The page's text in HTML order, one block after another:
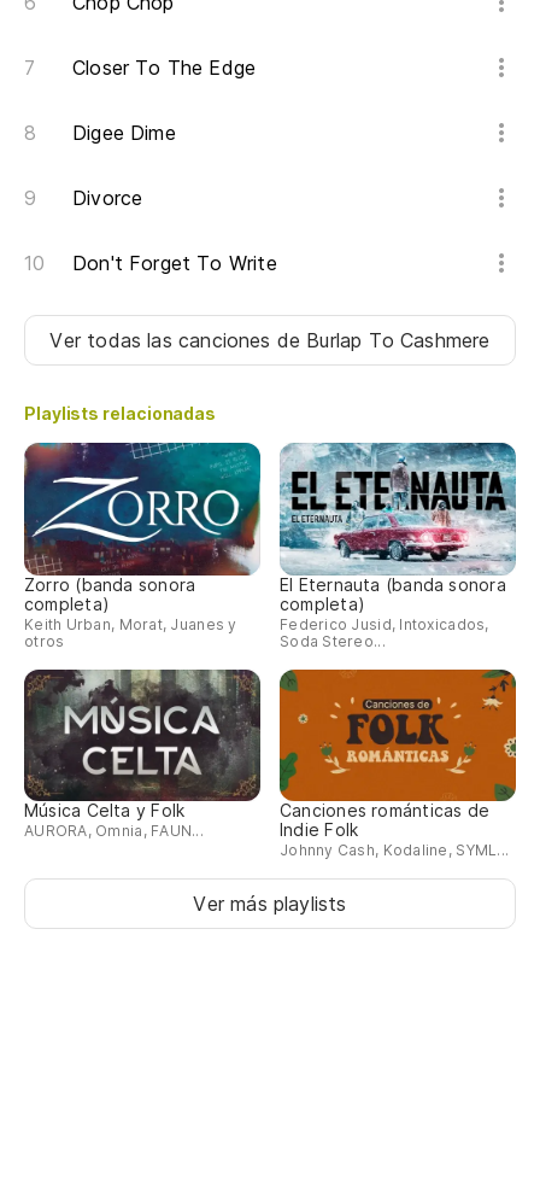
Closer To The Edge
Digee Dime
Divorce
Don't Forget To Write
Ver todas las canciones de Burlap To Cashmere
Playlists relacionadas
Zorro (banda sonora
completa)
Keith Urban, Morat, Juanes y
otros
El Eternauta (banda sonora
completa)
Federico Jusid, Intoxicados,
Soda Stereo...
Música Celta y Folk
AURORA, Omnia, FAUN...
Canciones románticas de
Indie Folk
Johnny Cash, Kodaline, SYML...
Ver más playlists